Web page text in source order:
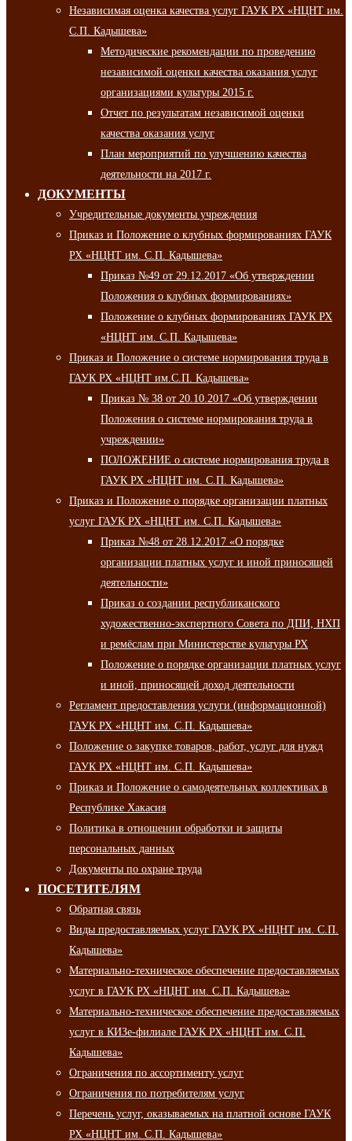
Независимая оценка качества услуг ГАУК РХ «НЦНТ им.
С.П. Кадышева»
Методические рекомендации по проведению
независимой оценки качества оказания услуг
организациями культуры 2015 г.
Отчет по результатам независимой оценки
качества оказания услуг
План мероприятий по улучшению качества
деятельности на 2017 г.
ДОКУМЕНТЫ
Учредительные документы учреждения
Приказ и Положение о клубных формированиях ГАУК
РХ «НЦНТ им. С.П. Кадышева»
Приказ №49 от 29.12.2017 «Об утверждении
Положения о клубных формированиях»
Положение о клубных формированиях ГАУК РХ
«НЦНТ им. С.П. Кадышева»
Приказ и Положение о системе нормирования труда в
ГАУК РХ «НЦНТ им.С.П. Кадышева»
Приказ № 38 от 20.10.2017 «Об утверждении
Положения о системе нормирования труда в
учреждении»
ПОЛОЖЕНИЕ о системе нормирования труда в
ГАУК РХ «НЦНТ им. С.П. Кадышева»
Приказ и Положение о порядке организации платных
услуг ГАУК РХ «НЦНТ им. С.П. Кадышева»
Приказ №48 от 28.12.2017 «О порядке
организации платных услуг и иной приносящей
деятельности»
Приказ о создании республиканского
художественно-экспертного Совета по ДПИ, НХП
и ремёслам при Министерстве культуры РХ
Положение о порядке организации платных услуг
и иной, приносящей доход деятельности
Регламент предоставления услуги (информационной)
ГАУК РХ «НЦНТ им. С.П. Кадышева»
Положение о закупке товаров, работ, услуг для нужд
ГАУК РХ «НЦНТ им. С.П. Кадышева»
Приказ и Положение о самодеятельных коллективах в
Республике Хакасия
Политика в отношении обработки и защиты
персональных данных
Документы по охране труда
ПОСЕТИТЕЛЯМ
Обратная связь
Виды предоставляемых услуг ГАУК РХ «НЦНТ им. С.П.
Кадышева»
Материально-техническое обеспечение предоставляемых
услуг в ГАУК РХ «НЦНТ им. С.П. Кадышева»
Материально-техническое обеспечение предоставляемых
услуг в КИЗе-филиале ГАУК РХ «НЦНТ им. С.П.
Кадышева»
Ограничения по ассортименту услуг
Ограничения по потребителям услуг
Перечень услуг, оказываемых на платной основе ГАУК
РХ «НЦНТ им. С.П. Кадышева»